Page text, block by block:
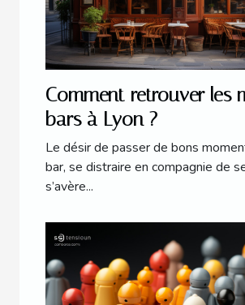
Comment retrouver les
bars à Lyon ?
Le désir de passer de bons
bar, se distraire en compagnie de
s’avère...